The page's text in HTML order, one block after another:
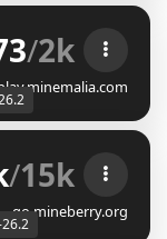
26.2 |
SUMMER
SURVIVAL
/2k
ＥＢＥＲＲＹ
/ SkyWars
/15k
go.mineberry.org